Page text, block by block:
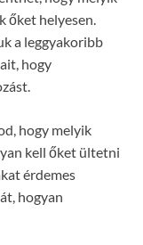
őket helyesen.
a leggyakoribb
hogy
hogy melyik
kell őket ültetni
érdemes
hogyan